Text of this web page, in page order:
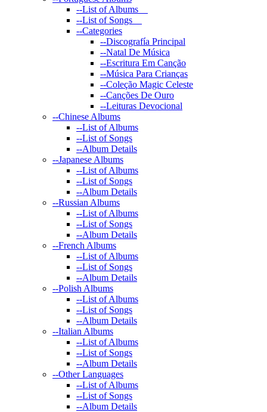
--List of Albums
--List of Songs
--Categories
--Discografía Principal
--Natal De Música
--Escritura Em Canção
--Música Para Crianças
--Coleção Magic Celeste
--Canções De Ouro
--Leituras Devocional
--Chinese Albums
--List of Albums
--List of Songs
--Album Details
--Japanese Albums
--List of Albums
--List of Songs
--Album Details
--Russian Albums
--List of Albums
--List of Songs
--Album Details
--French Albums
--List of Albums
--List of Songs
--Album Details
--Polish Albums
--List of Albums
--List of Songs
--Album Details
--Italian Albums
--List of Albums
--List of Songs
--Album Details
--Other Languages
--List of Albums
--List of Songs
--Album Details